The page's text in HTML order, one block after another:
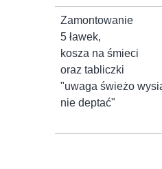
Zamontowanie
5 ławek,
kosza na śmieci
oraz tabliczki
"uwaga świeżo
nie deptać"